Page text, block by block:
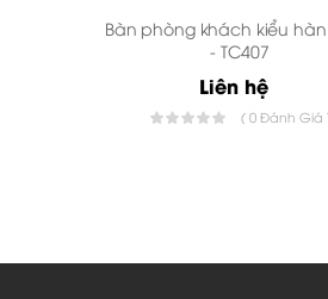
Bàn phòng khách kiểu
- TC407
Liên hệ
( 0 Đánh Giá